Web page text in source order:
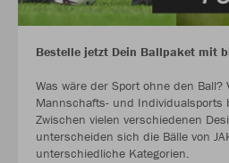
Bestelle jetzt Dein Ballpaket mit
Was wäre der Sport ohne den Ball?
Mannschafts- und Individualsports
Zwischen vielen verschiedenen
unterscheiden sich die Bälle von
unterschiedliche Kategorien.